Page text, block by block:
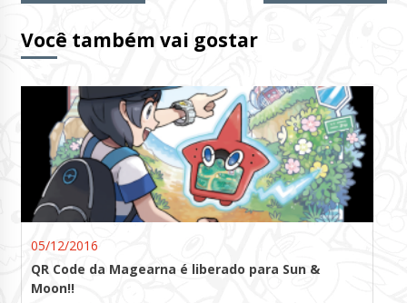
Você também vai gostar
05/12/2016
QR Code da Magearna é liberado para Sun &
Moon!!